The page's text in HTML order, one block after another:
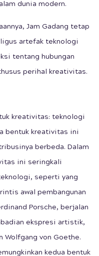
dunia modern.
Jam Gadang tetap
artefak teknologi
tentang hubungan
perihal kreativitas.
kreativitas: teknologi
bentuk kreativitas ini
berbeda. Dalam
ini seringkali
seperti yang
awal pembangunan
Porsche, berjalan
ekspresi artistik,
Wolfgang von Goethe.
kedua bentuk